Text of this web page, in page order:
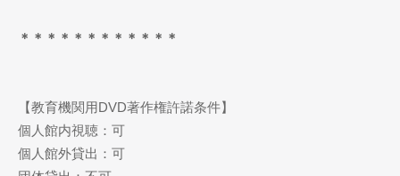
＊＊＊＊＊＊＊＊＊＊＊＊
【教育機関用DVD著作権許諾条件】
個人館内視聴：可
個人館外貸出：可